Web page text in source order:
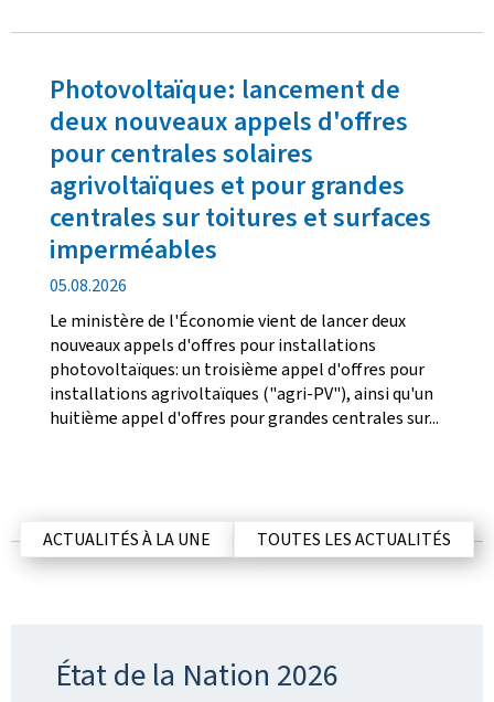
i
l
c
a
t
i
o
n
Photovoltaïque: lancement de
deux nouveaux appels d'offres
pour centrales solaires
agrivoltaïques et pour grandes
centrales sur toitures et surfaces
imperméables
d
a
t
e
d
e
p
c
05.08.2026
Le ministère de l'Économie vient de lancer deux
nouveaux appels d'offres pour installations
photovoltaïques: un troisième appel d'offres pour
installations agrivoltaïques ("agri-PV"), ainsi qu'un
huitième appel d'offres pour grandes centrales sur...
ACTUALITÉS À LA UNE TOUTES LES ACTUALITÉS
État de la Nation 2026